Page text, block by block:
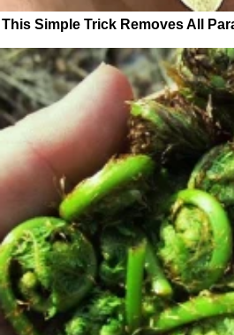
This Simple Trick Removes All